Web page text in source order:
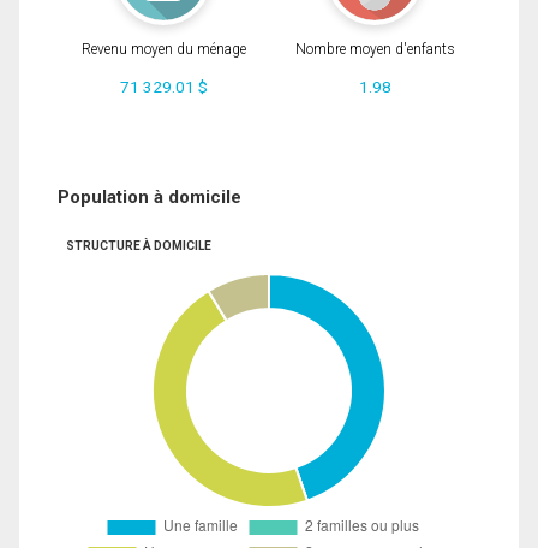
Revenu moyen du ménage
71 329.01 $
Nombre moyen d'enfants
1.98
Population à domicile
STRUCTURE À DOMICILE